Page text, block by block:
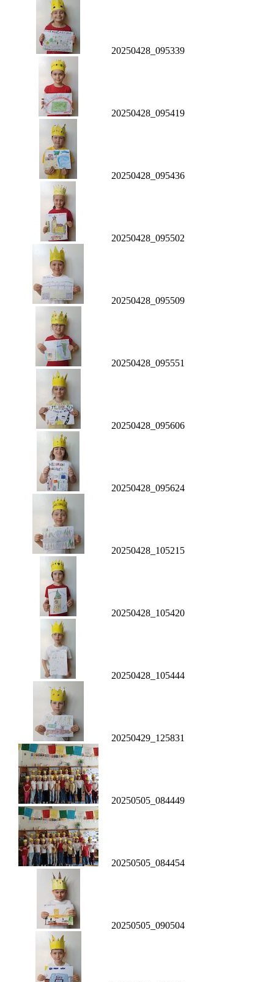
20250428_095339
20250428_095419
20250428_095436
20250428_095502
20250428_095509
20250428_095551
20250428_095606
20250428_095624
20250428_105215
20250428_105420
20250428_105444
20250429_125831
20250505_084449
20250505_084454
20250505_090504